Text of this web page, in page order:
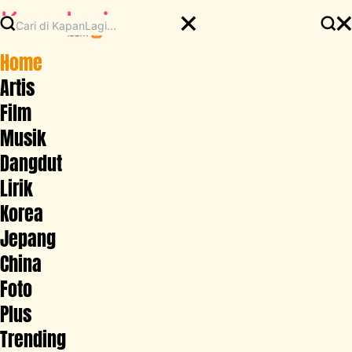
Home
Artis
Film
Musik
Dangdut
Lirik
Korea
Jepang
China
Foto
Plus
Trending